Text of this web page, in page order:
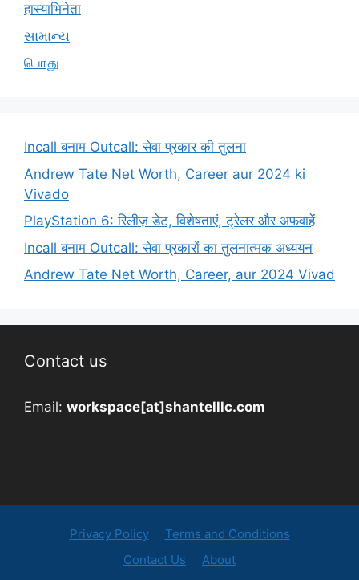
हास्याभिनेता
સામાન્ય
பொது
Incall बनाम Outcall: सेवा प्रकार की तुलना
Andrew Tate Net Worth, Career aur 2024 ki
Vivado
PlayStation 6: रिलीज़ डेट, विशेषताएं, ट्रेलर और अफवाहें
Incall बनाम Outcall: सेवा प्रकारों का तुलनात्मक अध्ययन
Andrew Tate Net Worth, Career, aur 2024 Vivad
Contact us
Email: workspace[at]shantelllc.com
Privacy Policy
Terms and Conditions
Contact Us
About